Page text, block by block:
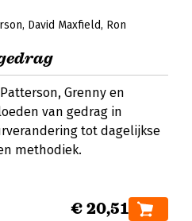
David Maxfield Ron
Grenny en
van gedrag in
tot dagelijkse
methodiek.
€ 20,51